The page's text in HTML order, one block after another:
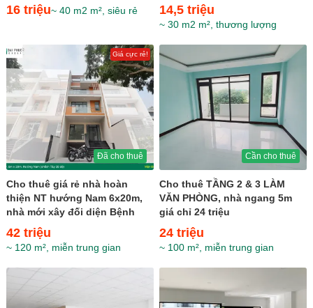
16 triệu~ 40 m2 m², siêu rẻ 14,5 triệu
~ 30 m2 m², thương lượng
Giá cực rẻ!
Đã cho thuê
Cho thuê giá rẻ nhà hoàn
thiện NT hướng Nam 6x20m,
nhà mới xây đối diện Bệnh
Viện giá 42 triệu
42 triệu
~ 120 m², miễn trung gian
Cần cho thuê
Cho thuê TẦNG 2 & 3 LÀM
VĂN PHÒNG, nhà ngang 5m
giá chỉ 24 triệu
24 triệu
~ 100 m², miễn trung gian